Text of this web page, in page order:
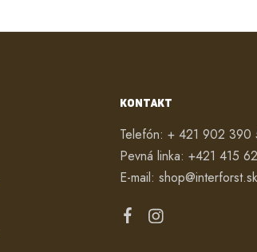
KONTAKT
Telefón: + 421 902 390
Pevná linka: +421 415
E-mail: shop@interforst.sk